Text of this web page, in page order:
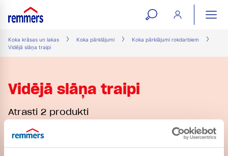
open
search
form
Koka krāsas un lakas Koka pārklājumi
Koka pārklājumi rokdarbiem
Vidējā slāņa traipi
Vidējā slāņa traipi
Atrasti 2 produkti